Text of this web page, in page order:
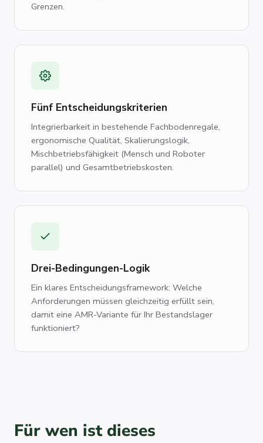
Grenzen.
Fünf Entscheidungskriterien
Integrierbarkeit in bestehende Fachbodenregale,
ergonomische Qualität, Skalierungslogik,
Mischbetriebsfähigkeit (Mensch und Roboter
parallel) und Gesamtbetriebskosten.
Drei-Bedingungen-Logik
Ein klares Entscheidungsframework: Welche
Anforderungen müssen gleichzeitig erfüllt sein,
damit eine AMR-Variante für Ihr Bestandslager
funktioniert?
Für wen ist dieses